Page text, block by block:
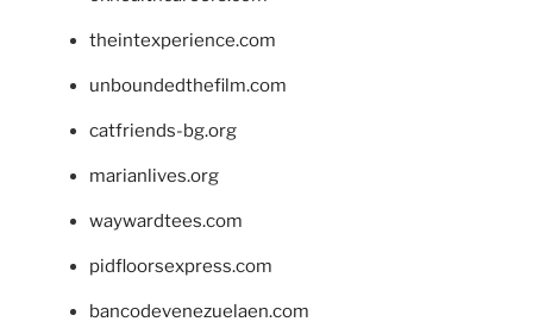
theintexperience.com
unboundedthefilm.com
catfriends-bg.org
marianlives.org
waywardtees.com
pidfloorsexpress.com
bancodevenezuelaen.com